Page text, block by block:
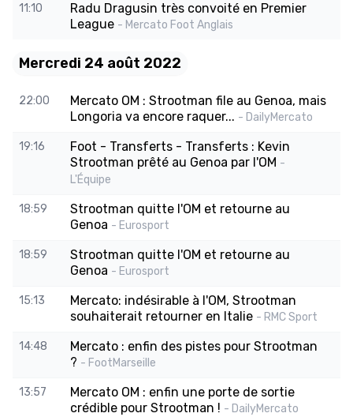
11:10
Radu Dragusin très convoité en Premier
League - Mercato Foot Anglais
Mercredi 24 août 2022
22:00
Mercato OM : Strootman file au Genoa, mais
Longoria va encore raquer... - DailyMercato
19:16
Foot - Transferts - Transferts : Kevin
Strootman prêté au Genoa par l'OM -
L'Équipe
18:59
Strootman quitte l'OM et retourne au
Genoa - Eurosport
18:59
Strootman quitte l'OM et retourne au
Genoa - Eurosport
15:13
Mercato: indésirable à l'OM, Strootman
souhaiterait retourner en Italie - RMC Sport
14:48
Mercato : enfin des pistes pour Strootman
? - FootMarseille
13:57
Mercato OM : enfin une porte de sortie
crédible pour Strootman ! - DailyMercato